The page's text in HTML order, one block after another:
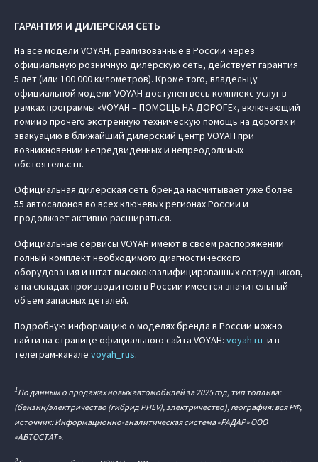
ГАРАНТИЯ И ДИЛЕРСКАЯ СЕТЬ
На все модели VOYAH, реализованные в России через
официальную розничную дилерскую сеть, действует гарантия
5 лет (или 100 000 километров). Кроме того, владельцу
официальной модели VOYAH доступен весь комплекс услуг в
рамках программы «VOYAH – ПОМОЩЬ НА ДОРОГЕ», включающий
помимо прочего экстренную техническую помощь на дорогах и
эвакуацию в ближайший дилерский центр VOYAH при
возникновении непредвиденных и непреодолимых
обстоятельств.
Официальная дилерская сеть бренда насчитывает уже более
55 автосалонов во всех ключевых регионах России и
продолжает активно расширяться.
Официальные сервисы VOYAH имеют в своем распоряжении
полный комплект необходимого диагностического
оборудования и штат высококвалифицированных сотрудников,
а на складах производителя в России имеется значительный
объем запасных деталей.
Подробную информацию о моделях бренда в России можно
найти на странице официального сайта VOYAH: voyah.ru и в
телеграм-канале voyah_rus.
1По данным о продажах новых автомобилей за 2025 год, тип топлива:
(бензин/электричество (гибрид PHEV), электричество), география: вся РФ,
источник: Информационно-аналитическая система «РАДАР» ООО
«АВТОСТАТ».